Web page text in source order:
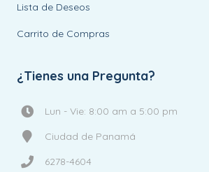
Lista de Deseos
Carrito de Compras
¿Tienes una Pregunta?
Lun - Vie: 8:00 am a 5:00 pm
Ciudad de Panamá
6278-4604